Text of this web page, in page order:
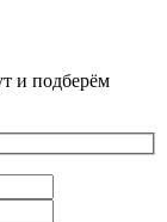
и подберём